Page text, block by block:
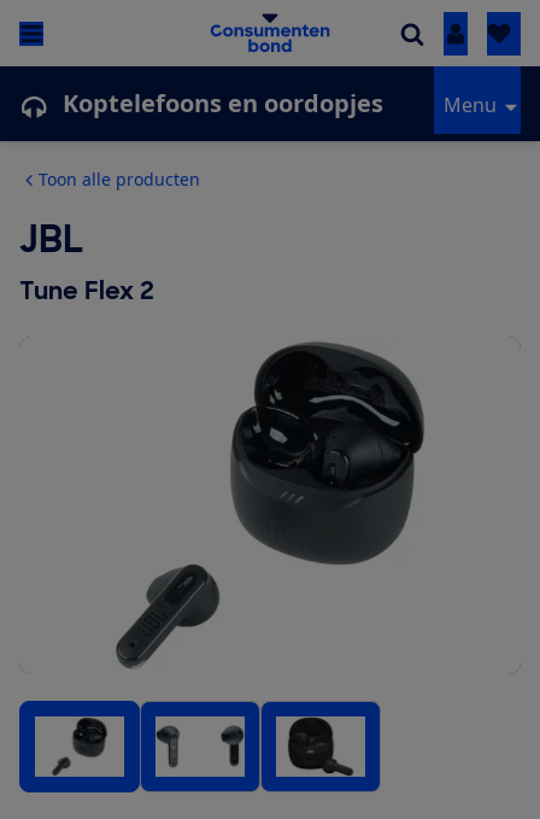
Inloggen
Koptelefoons en oordopjes Menu
Toon alle producten
JBL
Tune Flex 2